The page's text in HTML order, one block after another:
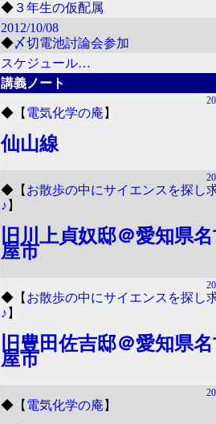
◆ ３年生の仮配属
2012/10/08
◆〆切電池討論会参加
スケジュール…
講義ノート
◆ 【 電気化学の庵 】
仙山線
◆ 【 お散歩の中にサイエンスを探し
♪ 】
旧川上貞奴邸＠愛知県
屋市
◆ 【 お散歩の中にサイエンスを探し
♪ 】
旧豊田佐吉邸＠愛知県
屋市
◆ 【 電気化学の庵 】